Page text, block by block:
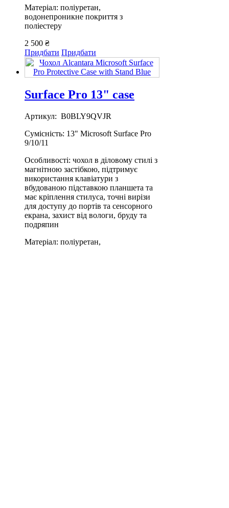
Матеріал: поліуретан,
водонепроникне покриття з
поліестеру
2 500 ₴
Придбати Придбати
Surface Pro 13" case
Артикул: B0BLY9QVJR
Сумісність: 13" Microsoft Surface Pro
9/10/11
Особливості: чохол в діловому стилі з
магнітною застібкою, підтримує
використання клавіатури з
вбудованою підставкою планшета та
має кріплення стилуса, точні вирізи
для доступу до портів та сенсорного
екрана, захист від вологи, бруду та
подряпин
Матеріал: поліуретан,